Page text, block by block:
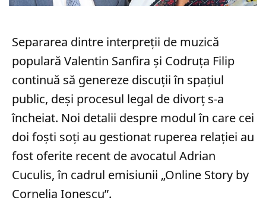
Separarea dintre interpreții de muzică
populară Valentin Sanfira și Codruța Filip
continuă să genereze discuții în spațiul
public, deși procesul legal de divorț s-a
încheiat. Noi detalii despre modul în care cei
doi foști soți au gestionat ruperea relației au
fost oferite recent de avocatul Adrian
Cuculis, în cadrul emisiunii „Online Story by
Cornelia Ionescu”.